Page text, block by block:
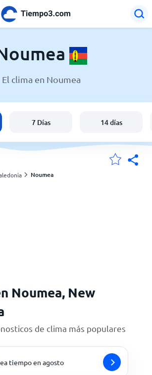
El clima en Noumea
7 Días 14 días
Noumea
Noumea, New
de clima más populares
tiempo en agosto